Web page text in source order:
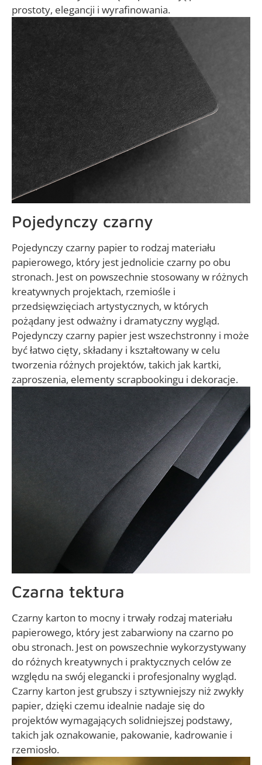
prostoty, elegancji i wyrafinowania.
Pojedynczy czarny
Pojedynczy czarny papier to rodzaj materiału
papierowego, który jest jednolicie czarny po obu
stronach. Jest on powszechnie stosowany w różnych
kreatywnych projektach, rzemiośle i
przedsięwzięciach artystycznych, w których
pożądany jest odważny i dramatyczny wygląd.
Pojedynczy czarny papier jest wszechstronny i może
być łatwo cięty, składany i kształtowany w celu
tworzenia różnych projektów, takich jak kartki,
zaproszenia, elementy scrapbookingu i dekoracje.
Czarna tektura
Czarny karton to mocny i trwały rodzaj materiału
papierowego, który jest zabarwiony na czarno po
obu stronach. Jest on powszechnie wykorzystywany
do różnych kreatywnych i praktycznych celów ze
względu na swój elegancki i profesjonalny wygląd.
Czarny karton jest grubszy i sztywniejszy niż zwykły
papier, dzięki czemu idealnie nadaje się do
projektów wymagających solidniejszej podstawy,
takich jak oznakowanie, pakowanie, kadrowanie i
rzemiosło.